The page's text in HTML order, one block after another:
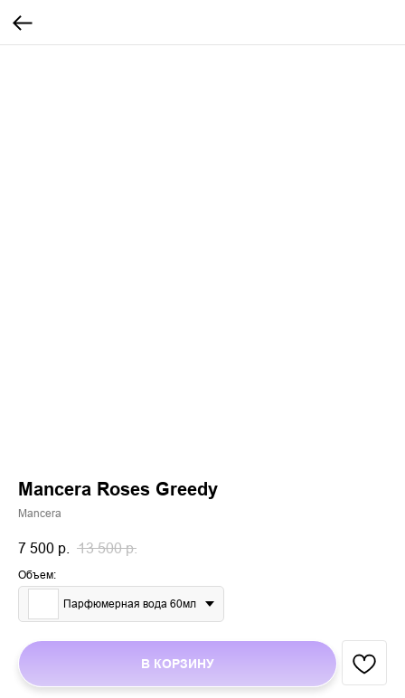
Mancera Roses Greedy
Mancera
7 500 р. 13 500 р.
Объем:
Парфюмерная вода 60мл
В КОРЗИНУ